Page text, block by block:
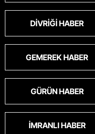
DIVRIĞI HABER
GEMEREK HABER
GÜRÜN HABER
İMRANLI HABER